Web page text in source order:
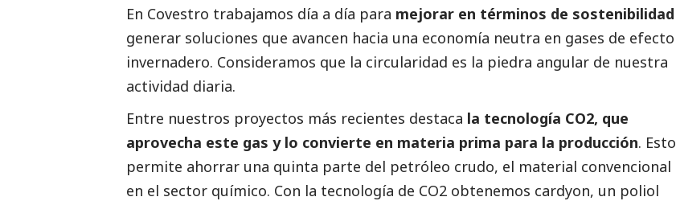
En Covestro trabajamos día a día para mejorar en términos de sostenibilidad
generar soluciones que avancen hacia una economía neutra en gases de efecto
invernadero. Consideramos que la circularidad es la piedra angular de nuestra
actividad diaria.
Entre nuestros proyectos más recientes destaca la tecnología CO2, que
aprovecha este gas y lo convierte en materia prima para la producción. Esto
permite ahorrar una quinta parte del petróleo crudo, el material convencional
en el sector químico. Con la tecnología de CO2 obtenemos cardyon, un poliol